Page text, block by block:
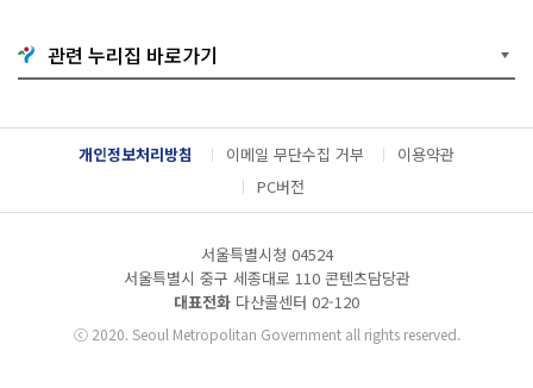
기
G
o
g
l
e
l
e
서
다
운
드
관련 누리집 바로가기
개인정보처리방침 이메일 무단수집 거부
이용약관
PC버전
서울특별시청 04524
서울특별시 중구 세종대로 110 콘텐츠담당관
대표전화 다산콜센터 02-120
ⓒ2020. Seoul Metropolitan Government all rights reserved.